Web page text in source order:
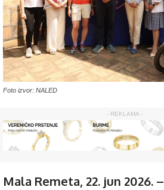
Foto izvor: NALED
- REKLAMA -
Mala Remeta, 22. jun 2026. –